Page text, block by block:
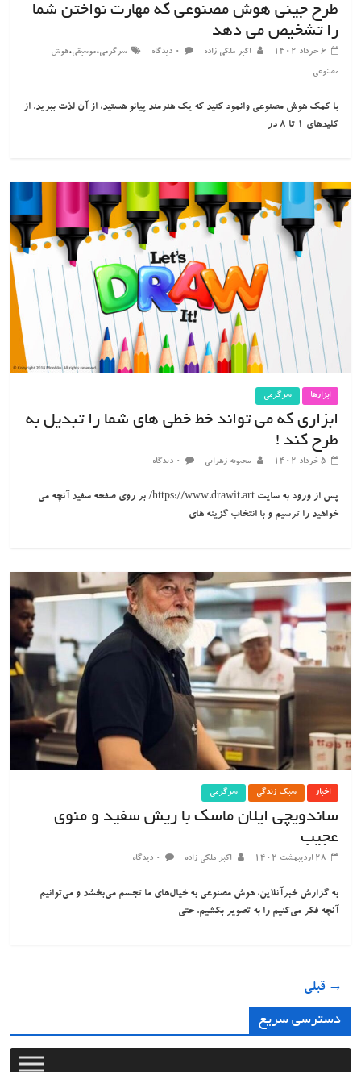
طرح جینی هوش مصنوعی که مهارت نواختن شما
را تشخیص می دهد
۶ خرداد ۱۴۰۲ اکبر ملکی زاده ۰ دیدگاه سرگرمی،موسیقی،هوش
مصنوعی
با کمک هوش مصنوعی وانمود کنید که یک هنرمند پیانو هستید، از آن لذت ببرید. از
کلیدهای ۱ تا ۸ در
ابزارها سرگرمی
ابزاری که می تواند خط خطی های شما را تبدیل به
طرح کند !
۵ خرداد ۱۴۰۲ محبوبه زهرایی ۰ دیدگاه
پس از ورود به سایت https://www.drawit.art/ بر روی صفحه سفید آنچه می
خواهید را ترسیم و با انتخاب گزینه های
اخبار سبک زندگی سرگرمی
ساندویچی ایلان ماسک با ریش سفید و منوی
عجیب
۲۸ اردیبهشت ۱۴۰۲ اکبر ملکی زاده ۰ دیدگاه
به گزارش خبرآنلاین، هوش مصنوعی به خیال‌های ما تجسم می‌بخشد و می‌توانیم
آنچه فکر می‌کنیم را به تصویر بکشیم. حتی
→ قبلی
دسترسی سریع